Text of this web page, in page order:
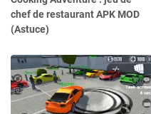
chef de restaurant APK MOD
(Astuce)